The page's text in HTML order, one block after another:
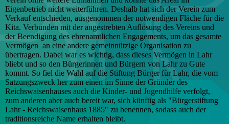
Eigenbetrieb nicht weiterführen. Deshalb hat sich der Verein zum
Verkauf entschieden, ausgenommen der notwendigen Fläche für die
Kita. Verbunden mit der angestrebten Auflösung des Vereins und
der Beendigung des ehrenamtlichen Engagements, um das gesamte
Vermögen an eine andere gemeinnützige Organisation zu
übertragen. Dabei war es wichtig, dass dieses Vermögen in Lahr
bliebt und so den Bürgerinnen und Bürgern von Lahr zu Gute
kommt. So fiel die Wahl auf die Stiftung Bürger für Lahr, die vom
Satzungszweck her zum einen im Sinne der Gründer des
Reichswaisenhauses auch die Kinder- und Jugendhilfe verfolgt,
zum anderen aber auch bereit war, sich künftig als "Bürgerstiftung
Lahr - Reichswaisenhaus 1885" zu benennen, sodass auch der
traditionsreiche Name erhalten bleibt.